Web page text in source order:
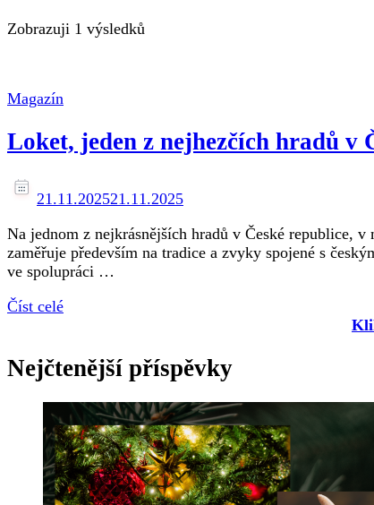
Zobrazuji 1 výsledků
Magazín
Loket, jeden z nejhezčích hradů v
21.11.202521.11.2025
Na jednom z nejkrásnějších hradů v České republice,
zaměřuje především na tradice a zvyky spojené s
ve spolupráci …
Číst celé
Nejčtenější příspěvky